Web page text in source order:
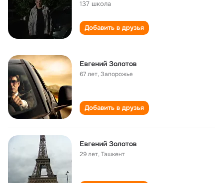
137 школа
Добавить в друзья
Евгений Золотов
67 лет,Запорожье
Добавить в друзья
Евгений Золотов
29 лет,Ташкент